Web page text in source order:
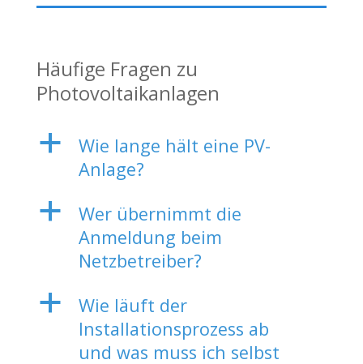
Häufige Fragen zu
Photovoltaikanlagen
a
Wie lange hält eine PV-
Anlage?
a
Wer übernimmt die
Anmeldung beim
Netzbetreiber?
a
Wie läuft der
Installationsprozess ab
und was muss ich selbst